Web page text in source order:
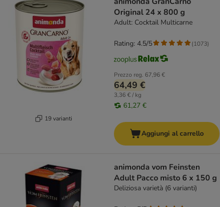
19 varianti
Original 24 x 800 g
Adult: Cocktail Multicarne
Prezzo reg. 67,96 €
64,49 €
3,36 € / kg
61,27 €
Rating: 4.5/5 (1073)
Aggiungi al carrello
animonda vom Feinsten
Adult Pacco misto 6 x 150 g
Deliziosa varietà (6 varianti)